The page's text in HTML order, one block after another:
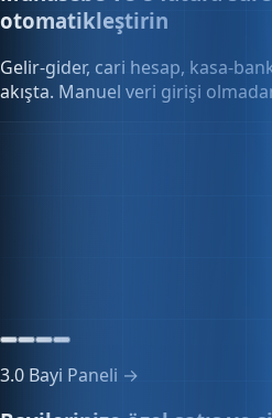
Gelir-gider, cari hesap, kasa-
akışta. Manuel veri girişi
E-Fatura & E-Arşiv
3.0Bayi Paneli →
Bayilerinize özel satış ve